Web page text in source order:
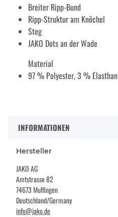
Breiter Ripp-Bund
Ripp-Struktur am Knöchel
Steg
JAKO Dots an der Wade
Material
97 % Polyester, 3 % Elasthan
INFORMATIONEN
Hersteller
JAKO AG
Amtstrasse 82
74673 Mulfingen
Deutschland/Germany
info@jako.de